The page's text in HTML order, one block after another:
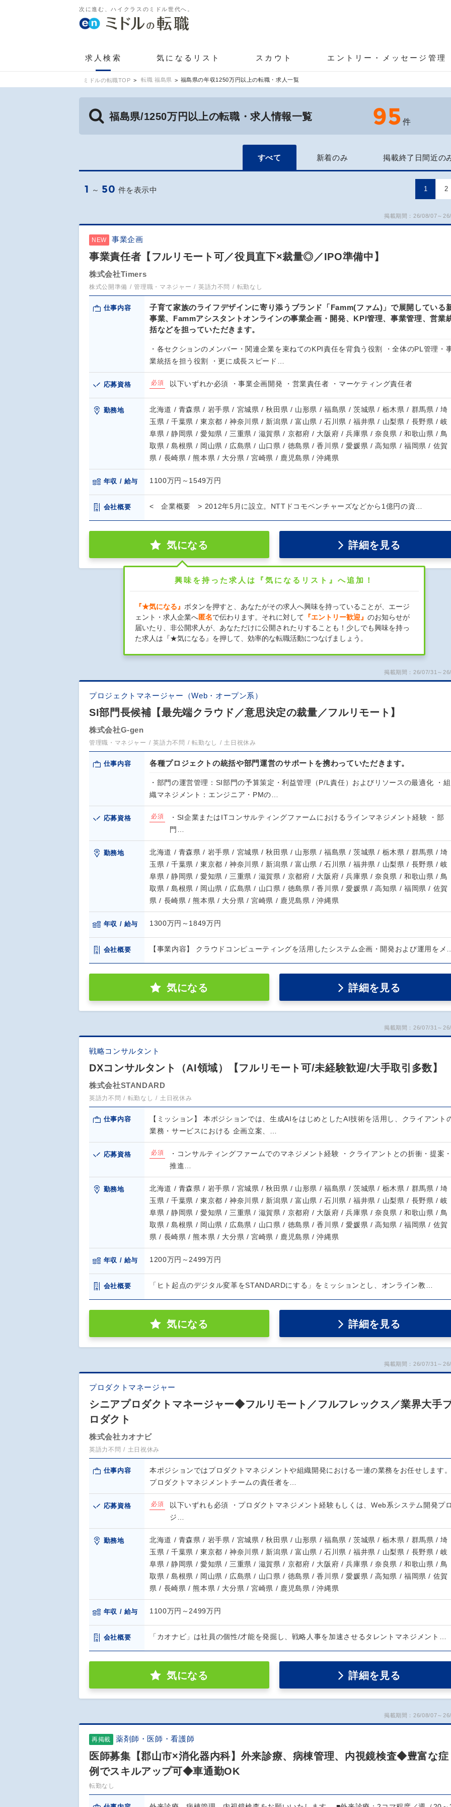
次に進む、ハイクラスのミドル世代へ。
求人検索 気になるリスト スカウト エントリー・メッセージ管理
ミドルの転職TOP 転職 福島県 福島県の年収1250万円以上の転職・求人一覧
福島県/1250万円以上の転職・求人情報一覧 95 件
すべて 新着のみ 掲載終了日間近の
1 ～ 50 件を表示中 1 2
掲載期間：26/08/07～
NEW 事業企画
事業責任者【フルリモート可／役員直下×裁量◎／IPO準備中】
株式会社Timers
株式公開準備 管理職・マネジャー 英語力不問 転勤なし
仕事内容
子育て家族のライフデザインに寄り添うブランド「Famm(ファム)」で展開している
事業、Fammアシスタントオンラインの事業企画・開発、KPI管理、事業管理、営業
括などを担っていただきます。
・各セクションのメンバー・関連企業を束ねてのKPI責任を背負う役割 ・全体のPL管理・
業統括を担う役割 ・更に成長スピード…
応募資格 必須 以下いずれか必須 ・事業企画開発 ・営業責任者 ・マーケティング責任者
勤務地
北海道 / 青森県 / 岩手県 / 宮城県 / 秋田県 / 山形県 / 福島県 / 茨城県 / 栃木県 / 群馬県 / 埼
玉県 / 千葉県 / 東京都 / 神奈川県 / 新潟県 / 富山県 / 石川県 / 福井県 / 山梨県 / 長野県 / 岐
阜県 / 静岡県 / 愛知県 / 三重県 / 滋賀県 / 京都府 / 大阪府 / 兵庫県 / 奈良県 / 和歌山県 / 鳥
取県 / 島根県 / 岡山県 / 広島県 / 山口県 / 徳島県 / 香川県 / 愛媛県 / 高知県 / 福岡県 / 佐賀
県 / 長崎県 / 熊本県 / 大分県 / 宮崎県 / 鹿児島県 / 沖縄県
年収 / 給与 1100万円～1549万円
会社概要 < 企業概要 > 2012年5月に設立。NTTドコモベンチャーズなどから1億円の資…
気になる 詳細を見る
興味を持った求人は『気になるリスト』へ追加！
『★気になる』 ボタンを押すと、あなたがその求人へ興味を持っていることが、エージ
ェント・求人企業へ匿名で伝わります。それに対して 『エントリー歓迎』 のお知らせが
届いたり、非公開求人が、あなただけに公開されたりすることも！少しでも興味を持っ
た求人は『★気になる』を押して、効率的な転職活動につなげましょう。
掲載期間：26/07/31～
プロジェクトマネージャー（Web・オープン系）
SI部門長候補【最先端クラウド／意思決定の裁量／フルリモート】
株式会社G-gen
管理職・マネジャー 英語力不問 転勤なし 土日祝休み
仕事内容 各種プロジェクトの統括や部門運営のサポートを携わっていただきます。
・部門の運営管理：SI部門の予算策定・利益管理（P/L責任）およびリソースの最適化 ・組
織マネジメント：エンジニア・PMの…
応募資格 必須
・SI企業またはITコンサルティングファームにおけるラインマネジメント経験 ・部
門…
勤務地
北海道 / 青森県 / 岩手県 / 宮城県 / 秋田県 / 山形県 / 福島県 / 茨城県 / 栃木県 / 群馬県 / 埼
玉県 / 千葉県 / 東京都 / 神奈川県 / 新潟県 / 富山県 / 石川県 / 福井県 / 山梨県 / 長野県 / 岐
阜県 / 静岡県 / 愛知県 / 三重県 / 滋賀県 / 京都府 / 大阪府 / 兵庫県 / 奈良県 / 和歌山県 / 鳥
取県 / 島根県 / 岡山県 / 広島県 / 山口県 / 徳島県 / 香川県 / 愛媛県 / 高知県 / 福岡県 / 佐賀
県 / 長崎県 / 熊本県 / 大分県 / 宮崎県 / 鹿児島県 / 沖縄県
年収 / 給与 1300万円～1849万円
会社概要 【事業内容】 クラウドコンピューティングを活用したシステム企画・開発および運用を
気になる 詳細を見る
掲載期間：26/07/31～
戦略コンサルタント
DXコンサルタント（AI領域）【フルリモート可/未経験歓迎/大手取引多数】
株式会社STANDARD
英語力不問 転勤なし 土日祝休み
仕事内容
【ミッション】 本ポジションでは、生成AIをはじめとしたAI技術を活用し、クライアント
業務・サービスにおける 企画立案、…
応募資格 必須
・コンサルティングファームでのマネジメント経験 ・クライアントとの折衝・提案
推進…
勤務地
北海道 / 青森県 / 岩手県 / 宮城県 / 秋田県 / 山形県 / 福島県 / 茨城県 / 栃木県 / 群馬県 / 埼
玉県 / 千葉県 / 東京都 / 神奈川県 / 新潟県 / 富山県 / 石川県 / 福井県 / 山梨県 / 長野県 / 岐
阜県 / 静岡県 / 愛知県 / 三重県 / 滋賀県 / 京都府 / 大阪府 / 兵庫県 / 奈良県 / 和歌山県 / 鳥
取県 / 島根県 / 岡山県 / 広島県 / 山口県 / 徳島県 / 香川県 / 愛媛県 / 高知県 / 福岡県 / 佐賀
県 / 長崎県 / 熊本県 / 大分県 / 宮崎県 / 鹿児島県 / 沖縄県
年収 / 給与 1200万円～2499万円
会社概要 「ヒト起点のデジタル変革をSTANDARDにする」をミッションとし、オンライン教…
気になる 詳細を見る
掲載期間：26/07/31～
プロダクトマネージャー
シニアプロダクトマネージャー◆フルリモート／フルフレックス／業界大手
ロダクト
株式会社カオナビ
英語力不問 土日祝休み
仕事内容
本ポジションではプロダクトマネジメントや組織開発における一連の業務をお任せします
プロダクトマネジメントチームの責任者を…
応募資格 必須
以下いずれも必須 ・プロダクトマネジメント経験もしくは、Web系システム開発プ
ジ…
勤務地
北海道 / 青森県 / 岩手県 / 宮城県 / 秋田県 / 山形県 / 福島県 / 茨城県 / 栃木県 / 群馬県 / 埼
玉県 / 千葉県 / 東京都 / 神奈川県 / 新潟県 / 富山県 / 石川県 / 福井県 / 山梨県 / 長野県 / 岐
阜県 / 静岡県 / 愛知県 / 三重県 / 滋賀県 / 京都府 / 大阪府 / 兵庫県 / 奈良県 / 和歌山県 / 鳥
取県 / 島根県 / 岡山県 / 広島県 / 山口県 / 徳島県 / 香川県 / 愛媛県 / 高知県 / 福岡県 / 佐賀
県 / 長崎県 / 熊本県 / 大分県 / 宮崎県 / 鹿児島県 / 沖縄県
年収 / 給与 1100万円～2499万円
会社概要 「カオナビ」は社員の個性/才能を発掘し、戦略人事を加速させるタレントマネジメント…
気になる 詳細を見る
掲載期間：26/08/07～
再掲載 薬剤師・医師・看護師
医師募集【郡山市×消化器内科】外来診療、病棟管理、内視鏡検査◆豊富な症
例でスキルアップ可◆車通勤OK
転勤なし